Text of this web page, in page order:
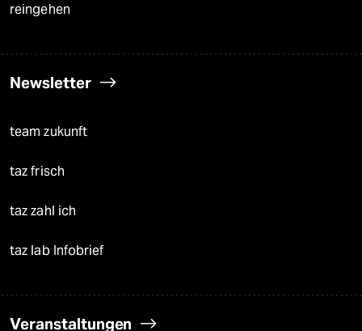
reingehen
Newsletter
team zukunft
taz frisch
taz zahl ich
taz lab Infobrief
Veranstaltungen